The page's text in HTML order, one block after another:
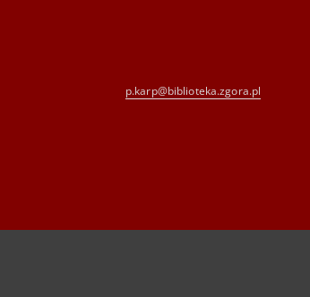
p.karp@biblioteka.zgora.pl